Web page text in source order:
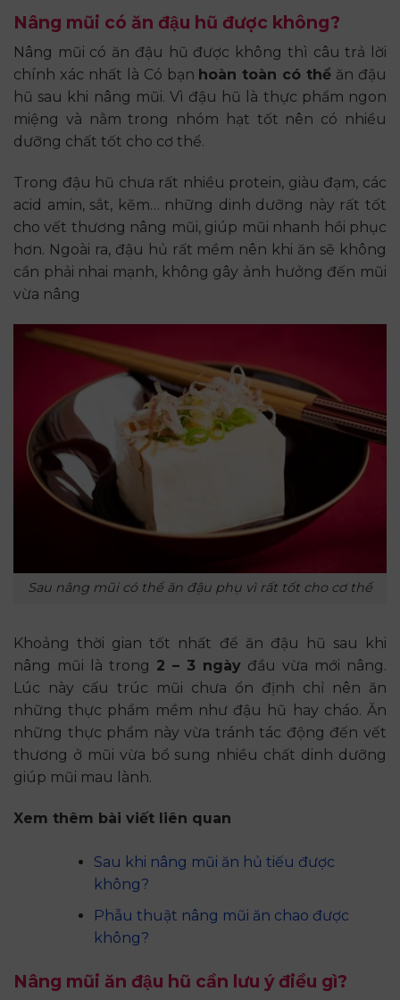
Nâng mũi có ăn đậu hũ được không?
Nâng mũi có ăn đậu hũ được không thì câu trả lời
chính xác nhất là Có bạn hoàn toàn có thể ăn đậu
hũ sau khi nâng mũi. Vì đậu hũ là thực phẩm ngon
miệng và nằm trong nhóm hạt tốt nên có nhiều
dưỡng chất tốt cho cơ thể.
Trong đậu hũ chưa rất nhiều protein, giàu đạm, các
acid amin, sắt, kẽm… những dinh dưỡng này rất tốt
cho vết thương nâng mũi, giúp mũi nhanh hồi phục
hơn. Ngoài ra, đậu hủ rất mềm nên khi ăn sẽ không
cần phải nhai mạnh, không gây ảnh hưởng đến mũi
vừa nâng
Sau nâng mũi có thể ăn đậu phụ vì rất tốt cho cơ thể
Khoảng thời gian tốt nhất để ăn đậu hũ sau khi
nâng mũi là trong 2 – 3 ngày đầu vừa mới nâng.
Lúc này cấu trúc mũi chưa ổn định chỉ nên ăn
những thực phẩm mềm như đậu hũ hay cháo. Ăn
những thực phẩm này vừa tránh tác động đến vết
thương ở mũi vừa bổ sung nhiều chất dinh dưỡng
giúp mũi mau lành.
Xem thêm bài viết liên quan
Sau khi nâng mũi ăn hủ tiếu được
không?
Phẫu thuật nâng mũi ăn chao được
không?
Nâng mũi ăn đậu hũ cần lưu ý điều gì?